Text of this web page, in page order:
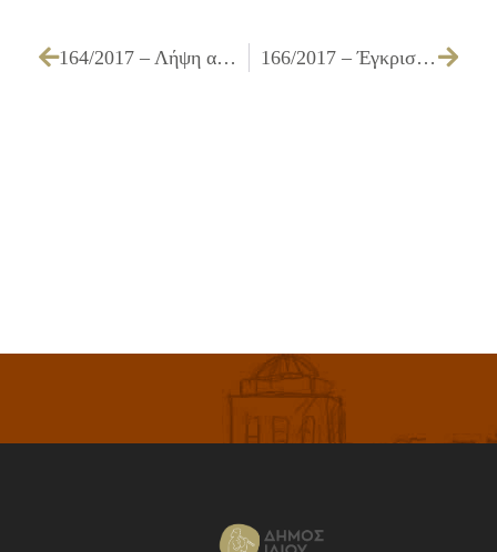
164/2017 – Λήψη απόφασης για έγκριση πρακτικού της επιτροπής διενέργειας του Συνοπτικού διαγωνισμού για την «Καθαρισμός φρεατίων υδροσυλλογής και δικτύου ομβρίων» 166/2017 – Έγκριση πρακτικού δημοπρασίας που αφορά στη μίσθωση οικήματος προς χρήση του, για τη στέγαση των επιμορφωτικών δραστηριοτήτων του Δήμου Ιλίου